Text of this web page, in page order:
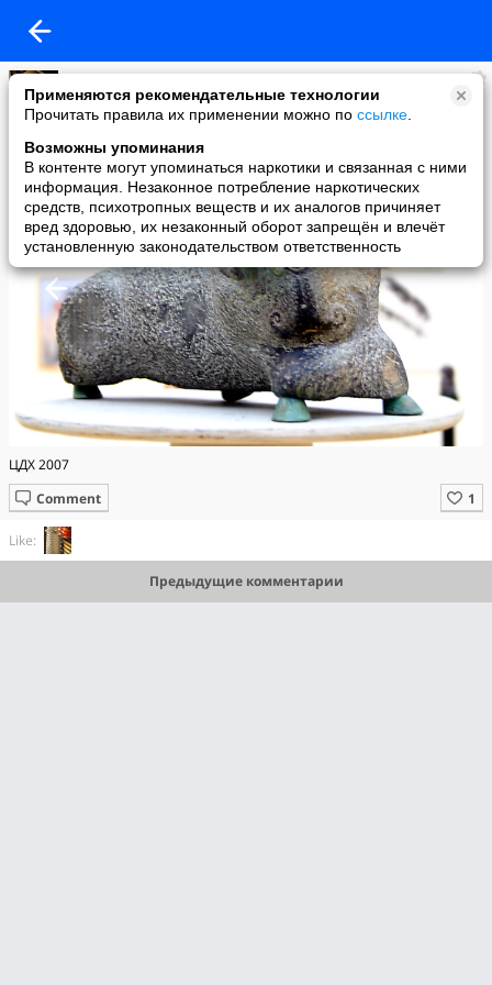
Применяются рекомендательные технологии
Прочитать правила их применении можно по ссылке
Возможны упоминания
В контенте могут упоминаться наркотики и связанная с ними
информация. Незаконное потребление наркотических
средств, психотропных веществ и их аналогов причиняет
вред здоровью, их незаконный оборот запрещён и влечёт
установленную законодательством ответственность
Елена Юрова
added a photo
04 Aug в 12:24
ЦДХ 2007
Comment
Like:
Предыдущие комментарии